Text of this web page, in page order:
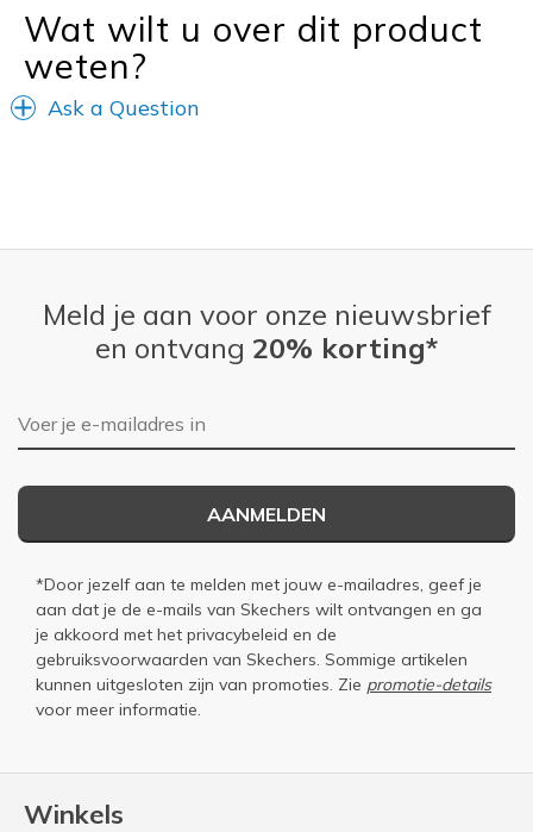
Wat wilt u over dit product
weten?
Ask a Question
Winkels
Meld je aan voor onze nieuwsbrief
en ontvang 20% korting*
E-mailadres
AANMELDEN
*Door jezelf aan te melden met jouw e-mailadres, geef je
aan dat je de e-mails van Skechers wilt ontvangen en ga
je akkoord met het privacybeleid en de
gebruiksvoorwaarden van Skechers. Sommige artikelen
kunnen uitgesloten zijn van promoties. Zie promotie-details
voor meer informatie.